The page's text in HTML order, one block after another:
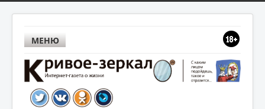
МЕНЮ